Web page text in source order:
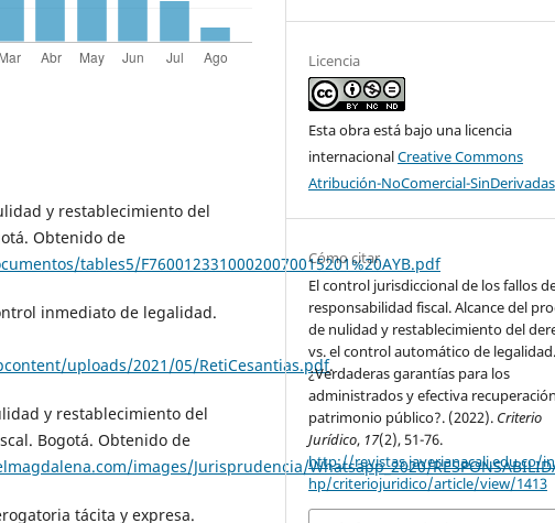
y restablecimiento del
Obtenido de
tables5/F76001233100020070015201%20AYB.pdf
inmediato de legalidad.
uploads/2021/05/RetiCesantias.pdf.
y restablecimiento del
Bogotá. Obtenido de
images/Jurisprudencia/Whatsapp_2020/
tácita y expresa.
Licencia
Esta obra está bajo una licencia
internacionalCreative Commons
Atribución-NoComercial-
Cómo citar
El control jurisdiccional de los fallos
responsabilidad fiscal. Alcance del
de nulidad y restablecimiento del
vs. el control automático de
¿Verdaderas garantías para los
administrados y efectiva
patrimonio público?. (2022). Criterio
Jurídico, 17(2), 51-76.
http://revistas.javerianacali.edu.co/
hp/criteriojuridico/article/view/1413